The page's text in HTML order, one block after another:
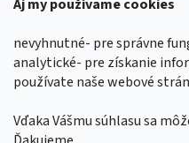
Aj my používame cookies
nevyhnutné- pre správne
analytické- pre získanie
používate naše webové
Vďaka Vášmu súhlasu sa
DOMOVO
947 01
IČO: